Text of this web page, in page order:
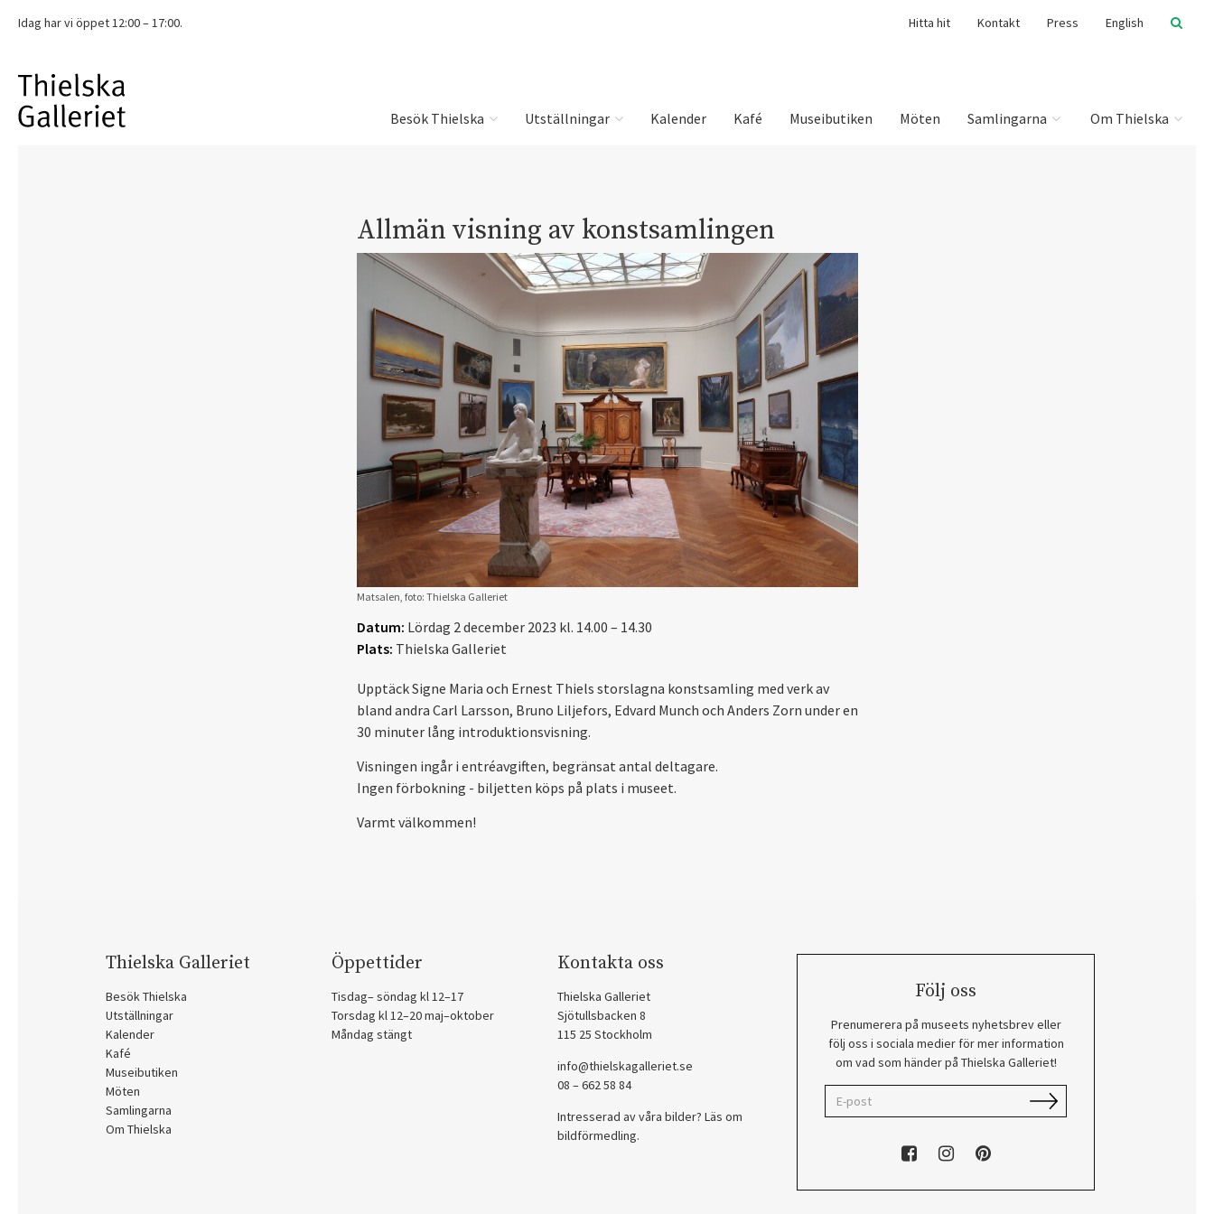
Idag har vi öppet 12:00 – 17:00. Hitta hit Kontakt Press English
Besök Thielska Utställningar Kalender Kafé Museibutiken Möten Samlingarna Om Thielska
Allmän visning av konstsamlingen
Matsalen, foto: Thielska Galleriet
Datum: Lördag 2 december 2023 kl. 14.00 – 14.30
Plats: Thielska Galleriet
Upptäck Signe Maria och Ernest Thiels storslagna konstsamling med verk av
bland andra Carl Larsson, Bruno Liljefors, Edvard Munch och Anders Zorn under en
30 minuter lång introduktionsvisning.
Visningen ingår i entréavgiften, begränsat antal deltagare.
Ingen förbokning - biljetten köps på plats i museet.
Varmt välkommen!
Thielska Galleriet
Besök Thielska
Utställningar
Kalender
Kafé
Museibutiken
Möten
Samlingarna
Om Thielska
Öppettider
Tisdag– söndag kl 12–17
Torsdag kl 12–20 maj–oktober
Måndag stängt
Kontakta oss
Thielska Galleriet
Sjötullsbacken 8
115 25 Stockholm
info@thielskagalleriet.se
08 – 662 58 84
Intresserad av våra bilder? Läs om
bildförmedling.
Följ oss
Prenumerera på museets nyhetsbrev eller
följ oss i sociala medier för mer information
om vad som händer på Thielska Galleriet!